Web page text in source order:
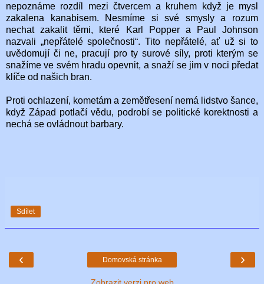
nepoznáme rozdíl mezi čtvercem a kruhem když je mysl
zakalena kanabisem. Nesmíme si své smysly a rozum
nechat zakalit těmi, které Karl Popper a Paul Johnson
nazvali „nepřátelé společnosti“. Tito nepřátelé, ať už si to
uvědomují či ne, pracují pro ty surové síly, proti kterým se
snažíme ve svém hradu opevnit, a snaží se jim v noci předat
klíče od našich bran.
Proti ochlazení, kometám a zemětřesení nemá lidstvo šance,
když Západ potlačí vědu, podrobí se politické korektnosti a
nechá se ovládnout barbary.
Sdílet
‹ ›
Domovská stránka
Zobrazit verzi pro web